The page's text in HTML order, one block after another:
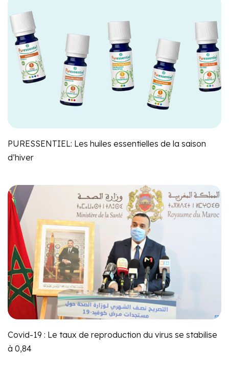
PURESSENTIEL: Les huiles essentielles de la saison
d’hiver
Covid-19 : Le taux de reproduction du virus se stabilise
à 0,84